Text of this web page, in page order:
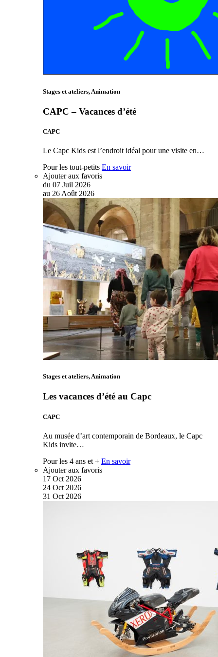
Stages et ateliers, Animation
CAPC – Vacances d’été
CAPC
Le Capc Kids est l’endroit idéal pour une visite en…
Pour les tout-petits En savoir
Ajouter aux favoris
du 07 Juil 2026
au 26 Août 2026
Stages et ateliers, Animation
Les vacances d’été au Capc
CAPC
Au musée d’art contemporain de Bordeaux, le Capc
Kids invite…
Pour les 4 ans et + En savoir
Ajouter aux favoris
17 Oct 2026
24 Oct 2026
31 Oct 2026